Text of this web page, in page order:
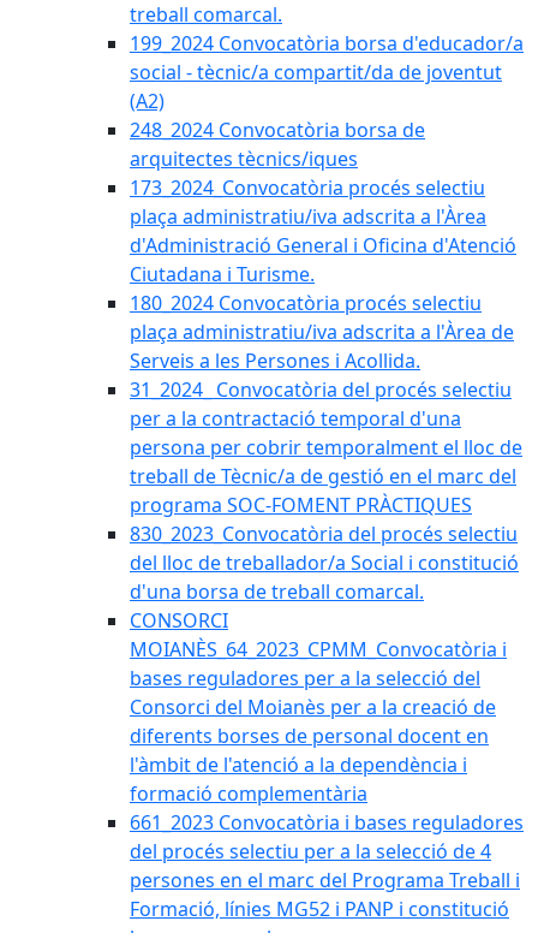
treball comarcal.
199_2024 Convocatòria borsa d'educador/a
social - tècnic/a compartit/da de joventut
(A2)
248_2024 Convocatòria borsa de
arquitectes tècnics/iques
173_2024_Convocatòria procés selectiu
plaça administratiu/iva adscrita a l'Àrea
d'Administració General i Oficina d'Atenció
Ciutadana i Turisme.
180_2024 Convocatòria procés selectiu
plaça administratiu/iva adscrita a l'Àrea de
Serveis a les Persones i Acollida.
31_2024_ Convocatòria del procés selectiu
per a la contractació temporal d'una
persona per cobrir temporalment el lloc de
treball de Tècnic/a de gestió en el marc del
programa SOC-FOMENT PRÀCTIQUES
830_2023_Convocatòria del procés selectiu
del lloc de treballador/a Social i constitució
d'una borsa de treball comarcal.
CONSORCI
MOIANÈS_64_2023_CPMM_Convocatòria i
bases reguladores per a la selecció del
Consorci del Moianès per a la creació de
diferents borses de personal docent en
l'àmbit de l'atenció a la dependència i
formació complementària
661_2023 Convocatòria i bases reguladores
del procés selectiu per a la selecció de 4
persones en el marc del Programa Treball i
Formació, línies MG52 i PANP i constitució